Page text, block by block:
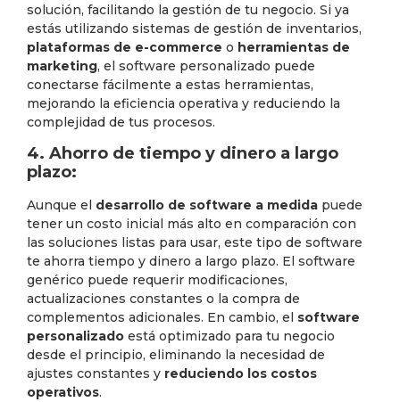
solución, facilitando la gestión de tu negocio. Si ya
estás utilizando sistemas de gestión de inventarios,
plataformas de e-commerce o herramientas de
marketing, el software personalizado puede
conectarse fácilmente a estas herramientas,
mejorando la eficiencia operativa y reduciendo la
complejidad de tus procesos.
4. Ahorro de tiempo y dinero a largo
plazo:
Aunque el desarrollo de software a medida puede
tener un costo inicial más alto en comparación con
las soluciones listas para usar, este tipo de software
te ahorra tiempo y dinero a largo plazo. El software
genérico puede requerir modificaciones,
actualizaciones constantes o la compra de
complementos adicionales. En cambio, el software
personalizado está optimizado para tu negocio
desde el principio, eliminando la necesidad de
ajustes constantes y reduciendo los costos
operativos.